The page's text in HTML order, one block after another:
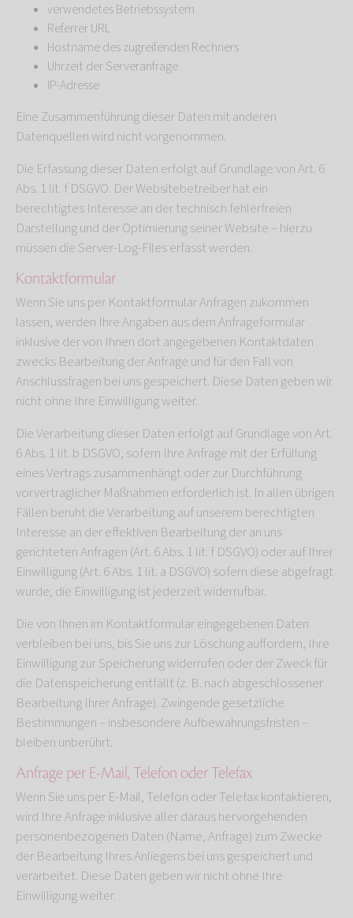
verwendetes Betriebssystem
Referrer URL
Hostname des zugreifenden Rechners
Uhrzeit der Serveranfrage
IP-Adresse
Eine Zusammenführung dieser Daten mit anderen
Datenquellen wird nicht vorgenommen.
Die Erfassung dieser Daten erfolgt auf Grundlage von Art. 6
Abs. 1 lit. f DSGVO. Der Websitebetreiber hat ein
berechtigtes Interesse an der technisch fehlerfreien
Darstellung und der Optimierung seiner Website – hierzu
müssen die Server-Log-Files erfasst werden.
Kontaktformular
Wenn Sie uns per Kontaktformular Anfragen zukommen
lassen, werden Ihre Angaben aus dem Anfrageformular
inklusive der von Ihnen dort angegebenen Kontaktdaten
zwecks Bearbeitung der Anfrage und für den Fall von
Anschlussfragen bei uns gespeichert. Diese Daten geben wir
nicht ohne Ihre Einwilligung weiter.
Die Verarbeitung dieser Daten erfolgt auf Grundlage von Art.
6 Abs. 1 lit. b DSGVO, sofern Ihre Anfrage mit der Erfüllung
eines Vertrags zusammenhängt oder zur Durchführung
vorvertraglicher Maßnahmen erforderlich ist. In allen übrigen
Fällen beruht die Verarbeitung auf unserem berechtigten
Interesse an der effektiven Bearbeitung der an uns
gerichteten Anfragen (Art. 6 Abs. 1 lit. f DSGVO) oder auf Ihrer
Einwilligung (Art. 6 Abs. 1 lit. a DSGVO) sofern diese abgefragt
wurde; die Einwilligung ist jederzeit widerrufbar.
Die von Ihnen im Kontaktformular eingegebenen Daten
verbleiben bei uns, bis Sie uns zur Löschung auffordern, Ihre
Einwilligung zur Speicherung widerrufen oder der Zweck für
die Datenspeicherung entfällt (z. B. nach abgeschlossener
Bearbeitung Ihrer Anfrage). Zwingende gesetzliche
Bestimmungen – insbesondere Aufbewahrungsfristen –
bleiben unberührt.
Anfrage per E-Mail, Telefon oder Telefax
Wenn Sie uns per E-Mail, Telefon oder Telefax kontaktieren,
wird Ihre Anfrage inklusive aller daraus hervorgehenden
personenbezogenen Daten (Name, Anfrage) zum Zwecke
der Bearbeitung Ihres Anliegens bei uns gespeichert und
verarbeitet. Diese Daten geben wir nicht ohne Ihre
Einwilligung weiter.